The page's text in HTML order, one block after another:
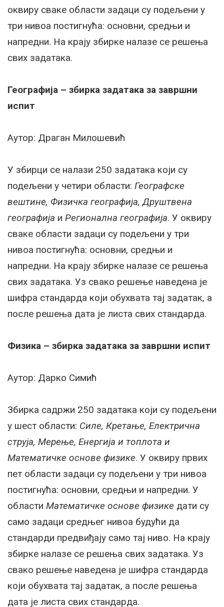
оквиру сваке области задаци су подељени у
три нивоа постигнућа: основни, средњи и
напредни. На крају збирке налазе се решења
свих задатака.
Географија – збирка задатака за завршни
испит
Аутор: Драган Милошевић
У збирци се налази 250 задатака који су
подељени у четири области: Географске
вештине, Физичка географија, Друштвена
географија и Регионална географија. У оквиру
сваке области задаци су подељени у три
нивоа постигнућа: основни, средњи и
напредни. На крају збирке налазе се решења
свих задатака. Уз свако решење наведена је
шифра стандарда који обухвата тај задатак, а
после решења дата је листа свих стандарда.
Физика – збирка задатака за завршни испит
Аутор: Дарко Симић
Збирка садржи 250 задатака који су подељени
у шест области: Силе, Кретање, Електрична
струја, Мерење, Енергија и топлота и
Математичке основе физике. У оквиру првих
пет области задаци су подељени у три нивоа
постигнућа: основни, средњи и напредни. У
области Математичке основе физике дати су
само задаци средњег нивоа будући да
стандарди предвиђају само тај ниво. На крају
збирке налазе се решења свих задатака. Уз
свако решење наведена је шифра стандарда
који обухвата тај задатак, а после решења
дата је листа свих стандарда.